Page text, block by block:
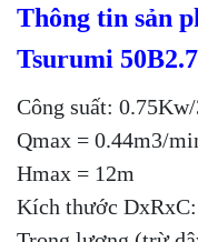
Thông tin sản
Tsurumi
Công suất:
Qmax = 0.44m3/
Hmax = 12m
Kích thước